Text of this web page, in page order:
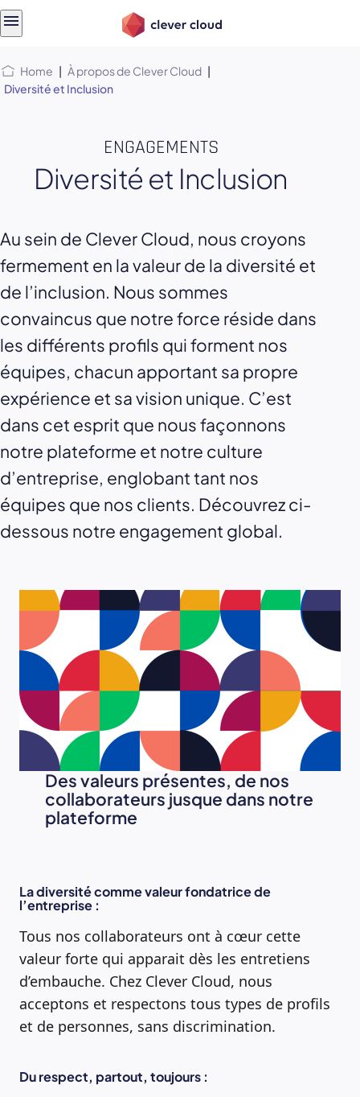
Home | À propos de Clever Cloud |
Diversité et Inclusion
ENGAGEMENTS
Diversité et Inclusion
Au sein de Clever Cloud, nous croyons
fermement en la valeur de la diversité et
de l’inclusion. Nous sommes
convaincus que notre force réside dans
les différents profils qui forment nos
équipes, chacun apportant sa propre
expérience et sa vision unique. C’est
dans cet esprit que nous façonnons
notre plateforme et notre culture
d’entreprise, englobant tant nos
équipes que nos clients. Découvrez ci-
dessous notre engagement global.
Des valeurs présentes, de nos
collaborateurs jusque dans notre
plateforme
La diversité comme valeur fondatrice de
l’entreprise :
Tous nos collaborateurs ont à cœur cette
valeur forte qui apparait dès les entretiens
d’embauche. Chez Clever Cloud, nous
acceptons et respectons tous types de profils
et de personnes, sans discrimination.
Du respect, partout, toujours :